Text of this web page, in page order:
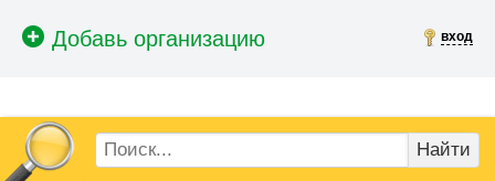
вход
Найти